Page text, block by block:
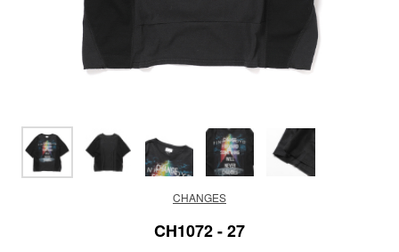
CHANGES
CH1072 - 27